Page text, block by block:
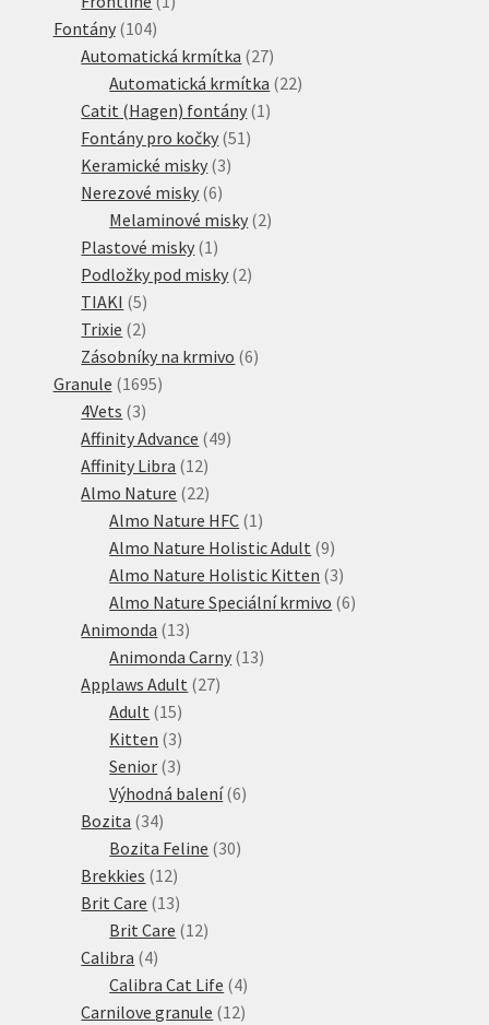
Fontány 104104
produktů
Automatická krmítka 2727
produktů
Automatická krmítka 2222
Catit (Hagen) fontány 1 1
Fontány pro kočky 51 51
Keramické misky 33
Nerezové misky 66
produktů
Melaminové misky 22
Plastové misky 1 1
produkt
Podložky pod misky 22
TIAKI 55
produktů
Trixie 22
produkty
Zásobníky na krmivo 66
Granule 16951695
4Vets 33
produkty
Affinity Advance 4949
Affinity Libra 1212
produktů
Almo Nature 2222
produktů
Almo Nature HFC 1 1
produkt
Almo Nature Holistic Adult 99
produktů
Almo Nature Holistic Kitten 33
produkty
Almo Nature Speciální krmivo 66
Animonda 1313
produktů
Animonda Carny 1313
Applaws Adult 2727
Adult 1515
produktů
Kitten 33
produkty
Senior 33
produkty
Výhodná balení 66
Bozita 3434
produktů
Bozita Feline 3030
Brekkies 1212
produktů
Brit Care 1313
produktů
Brit Care 1212
Calibra 44
produkty
Calibra Cat Life 44
produkty
Carnilove granule 1212